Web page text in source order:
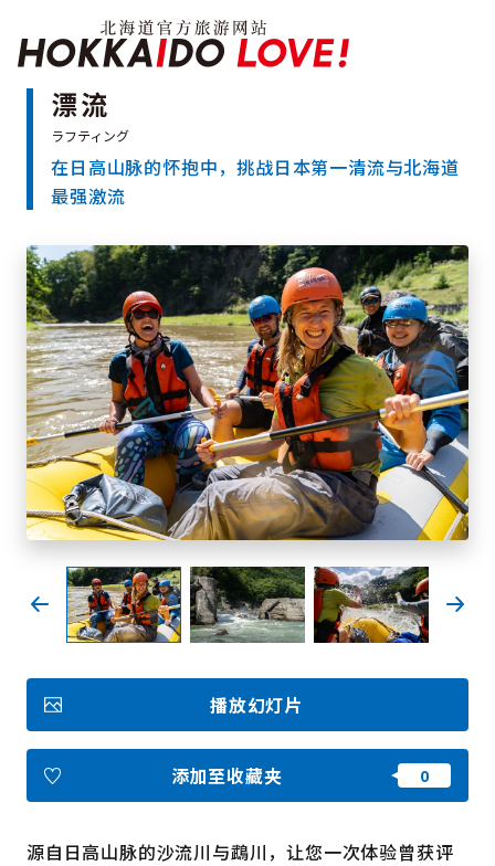
特辑
旅游景点
温泉
推荐行程
区域指南
美食
预约
交通
北海道简介
按旅游主题搜索
享受雨天
七个国立公园
邂逅美景
基础知识
收藏
Face
book
Insta
gram
YouT
ube
Insta
gram
Face
book
图库影集
视频
旅游手册
使用条款
关于我们
链接
语言
漂流
在日高山脉的怀抱中，挑战日本第一清流与北海道
最强激流
源自日高山脉的沙流川与鵡川，让您一次体验曾获评
播放幻灯片
添加至收藏夹